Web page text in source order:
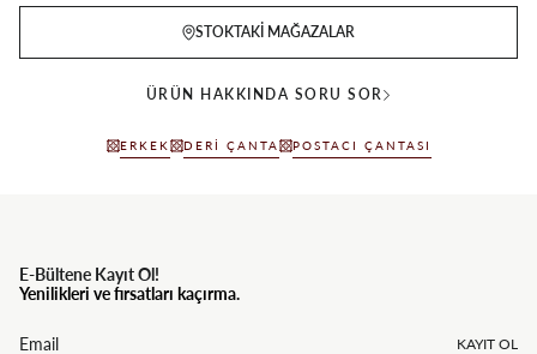
STOKTAKI MAĞAZALAR
ÜRÜN HAKKINDA SORU SOR
ERKEK DERI ÇANTA POSTACI ÇANTASI
E-Bültene Kayıt Ol!
Yenilikleri ve fırsatları kaçırma.
KAYIT OL